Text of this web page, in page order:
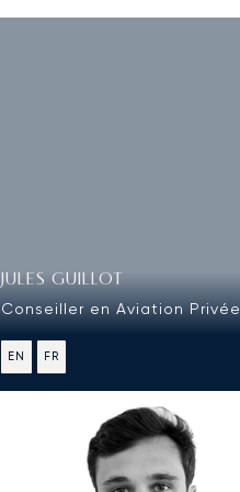
JULES GUILLOT
Conseiller en Aviation Privée
EN FR